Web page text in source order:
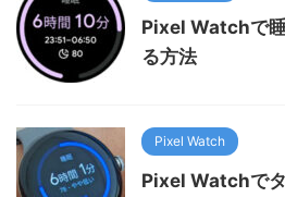
Pixel Watchで
る方法
Pixel Watch
Pixel Watchで